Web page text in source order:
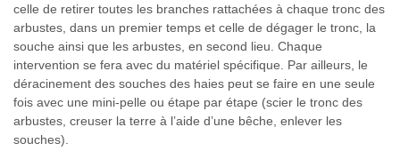
celle de retirer toutes les branches rattachées à chaque tronc des
arbustes, dans un premier temps et celle de dégager le tronc, la
souche ainsi que les arbustes, en second lieu. Chaque
intervention se fera avec du matériel spécifique. Par ailleurs, le
déracinement des souches des haies peut se faire en une seule
fois avec une mini-pelle ou étape par étape (scier le tronc des
arbustes, creuser la terre à l’aide d’une bêche, enlever les
souches).